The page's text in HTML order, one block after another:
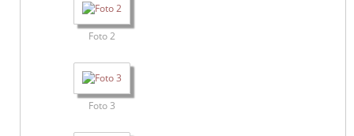
Foto 2
Foto 3